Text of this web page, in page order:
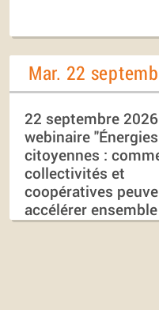
Mar. 22
22 septembre
webinaire "Énergies
citoyennes :
collectivités et
coopératives
accélérer
transition